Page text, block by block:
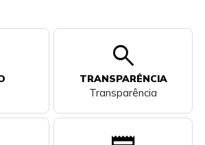
search
TRANSPARÊNCIA
Transparência